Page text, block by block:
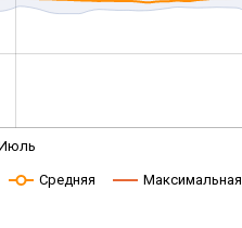
Средняя Максимальная